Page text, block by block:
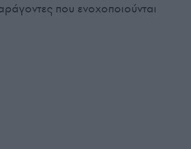
που ενοχοποιούνται